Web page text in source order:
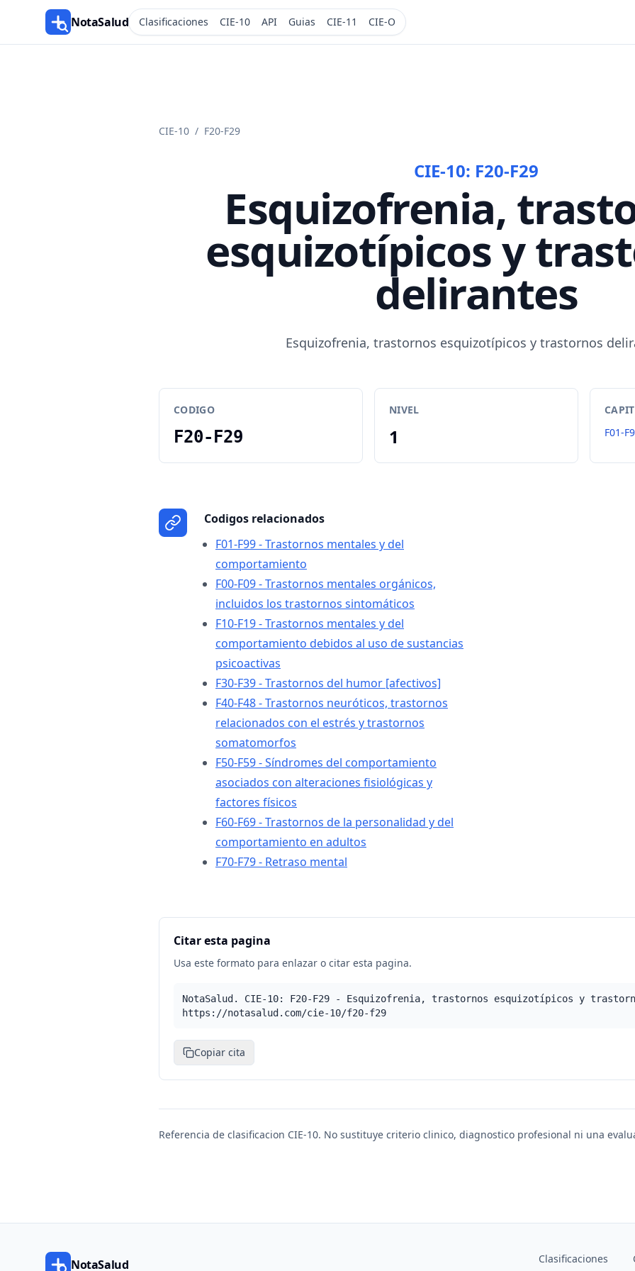
NotaSalud Clasificaciones CIE-10 API Guias CIE-11 CIE-O
CIE-10 / F20-F29
CIE-10: F20-F29
Esquizofrenia,
esquizotípicos y
delirantes
Esquizofrenia, trastornos esquizotípicos y trastornos
CODIGO
F20-F29
NIVEL
1
F01-
Codigos relacionados
F01-F99 - Trastornos mentales y del
comportamiento
F00-F09 - Trastornos mentales orgánicos,
incluidos los trastornos sintomáticos
F10-F19 - Trastornos mentales y del
comportamiento debidos al uso de sustancias
psicoactivas
F30-F39 - Trastornos del humor [afectivos]
F40-F48 - Trastornos neuróticos, trastornos
relacionados con el estrés y trastornos
somatomorfos
F50-F59 - Síndromes del comportamiento
asociados con alteraciones fisiológicas y
factores físicos
F60-F69 - Trastornos de la personalidad y del
comportamiento en adultos
F70-F79 - Retraso mental
Citar esta pagina
Usa este formato para enlazar o citar esta pagina.
NotaSalud. CIE-10: F20-F29 - Esquizofrenia, trastornos esquizotípicos y
https://notasalud.com/cie-10/f20-f29
Copiar cita
Referencia de clasificacion CIE-10. No sustituye criterio clinico, diagnostico profesional ni una
NotaSalud Clasificaciones